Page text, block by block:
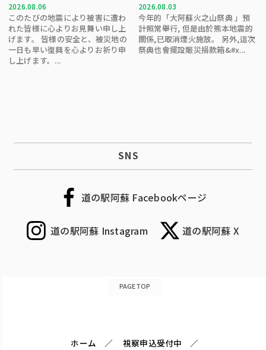
2026.08.06
このたびの地震により被害に遭わ
れた皆様に心よりお見舞い申し上
げます。 皆様の安全と、被災地の
一日も早い復興を心よりお祈り申
し上げます。...
2026.08.03
今年的「大阿蘇火之山祭典 」預
計照常舉行, 但是由於熊本地震的
關係,已取消煙火施放。 另外,這次
祭典也會擺設賑災捐款箱&#x...
SNS
道の駅阿蘇 Facebookページ
道の駅阿蘇 Instagram 道の駅阿蘇 X
PAGETOP
ホーム
視察申込受付中